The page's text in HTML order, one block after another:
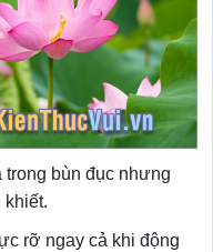
trong bùn đục nhưng
khiết.
rỡ ngay cả khi động